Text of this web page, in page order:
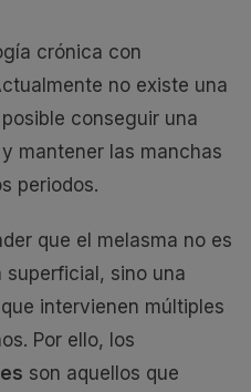
crónica con
no existe una
conseguir una
y mantener las manchas
periodos.
que el melasma no es
superficial, sino una
intervienen múltiples
Por ello, los
son aquellos que